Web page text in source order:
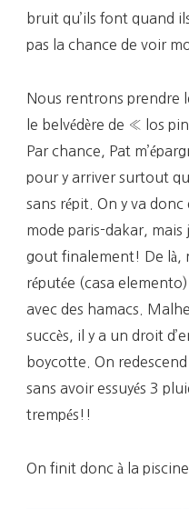
bruit qu’ils font quand
pas la chance de voir
Nous rentrons prendre
le belvédère de « los
Par chance, Pat
pour y arriver surtout
sans répit. On y va
mode paris-dakar, mais
gout finalement! De là,
réputée (casa
avec des hamacs.
succès, il y a un droit
boycotte. On
sans avoir essuyés 3
trempés!!
On finit donc à la